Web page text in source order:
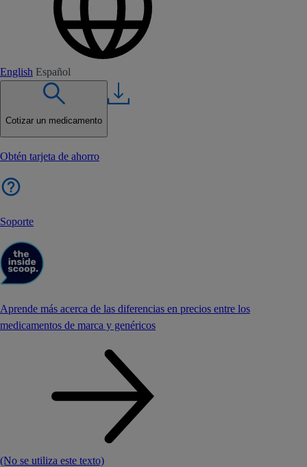
English Español
Cotizar un medicamento
Obtén tarjeta de ahorro
Soporte
Aprende más acerca de las diferencias en precios entre los
medicamentos de marca y genéricos
(No se utiliza este texto)